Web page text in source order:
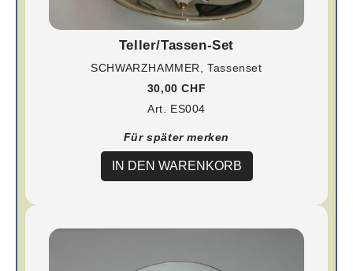
Teller/Tassen-Set
SCHWARZHAMMER, Tassenset
30,00 CHF
Art. ES004
Für später merken
IN DEN WARENKORB